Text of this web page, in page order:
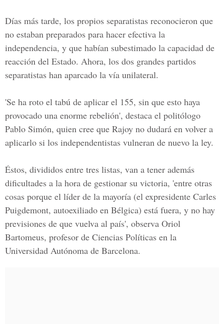
Días más tarde, los propios separatistas reconocieron que
no estaban preparados para hacer efectiva la
independencia, y que habían subestimado la capacidad de
reacción del Estado. Ahora, los dos grandes partidos
separatistas han aparcado la vía unilateral.
'Se ha roto el tabú de aplicar el 155, sin que esto haya
provocado una enorme rebelión', destaca el politólogo
Pablo Simón, quien cree que Rajoy no dudará en volver a
aplicarlo si los independentistas vulneran de nuevo la ley.
Éstos, divididos entre tres listas, van a tener además
dificultades a la hora de gestionar su victoria, 'entre otras
cosas porque el líder de la mayoría (el expresidente Carles
Puigdemont, autoexiliado en Bélgica) está fuera, y no hay
previsiones de que vuelva al país', observa Oriol
Bartomeus, profesor de Ciencias Políticas en la
Universidad Autónoma de Barcelona.